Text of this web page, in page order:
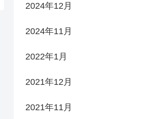
2024年12月
2024年11月
2022年1月
2021年12月
2021年11月